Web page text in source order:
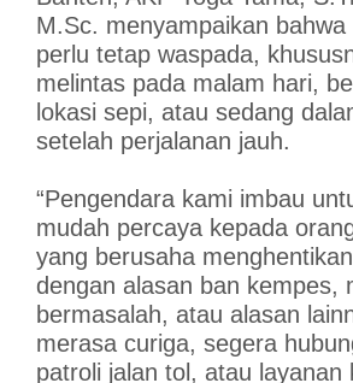
M.Sc. menyampaikan bahwa
perlu tetap waspada,
melintas pada malam hari,
lokasi sepi, atau sedang
setelah perjalanan jauh.
“Pengendara kami imbau
mudah percaya kepada
yang berusaha
dengan alasan ban kempes,
bermasalah, atau alasan
merasa curiga, segera
patroli jalan tol, atau layanan